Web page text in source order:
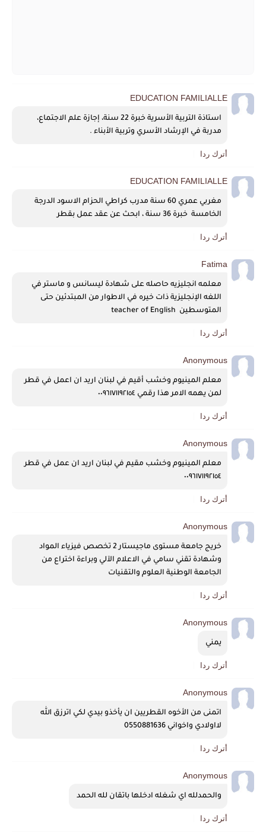
EDUCATION FAMILIALLE
مدربة في الإرشاد الأسري وتربية الأبناء .
أترك ردا
EDUCATION FAMILIALLE
الخامسة  خبرة 36 سنة ، ابحث عن عقد عمل بقطر
أترك ردا
Fatima
المتوسطين  teacher of English
أترك ردا
Anonymous
لمن يهمه الامر هذا رقمي ٠٠٩٦١٧١١٩٢١٥٤
أترك ردا
Anonymous
٠٠٩٦١٧١١٩٢١٥٤
أترك ردا
Anonymous
الجامعة الوطنية العلوم والتقنيات
أترك ردا
Anonymous
يمني
أترك ردا
Anonymous
لااولادي واخواني 0550881636
أترك ردا
Anonymous
والحمدلله اي شغله ادخلها باتقان لله الحمد
أترك ردا